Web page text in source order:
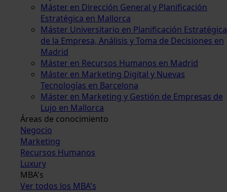
Máster en Dirección General y Planificación
Estratégica en Mallorca
Máster Universitario en Planificación Estratégica
de la Empresa, Análisis y Toma de Decisiones en
Madrid
Máster en Recursos Humanos en Madrid
Máster en Marketing Digital y Nuevas
Tecnologías en Barcelona
Máster en Marketing y Gestión de Empresas de
Lujo en Mallorca
Áreas de conocimiento
Negocio
Marketing
Recursos Humanos
Luxury
MBA's
Ver todos los MBA's